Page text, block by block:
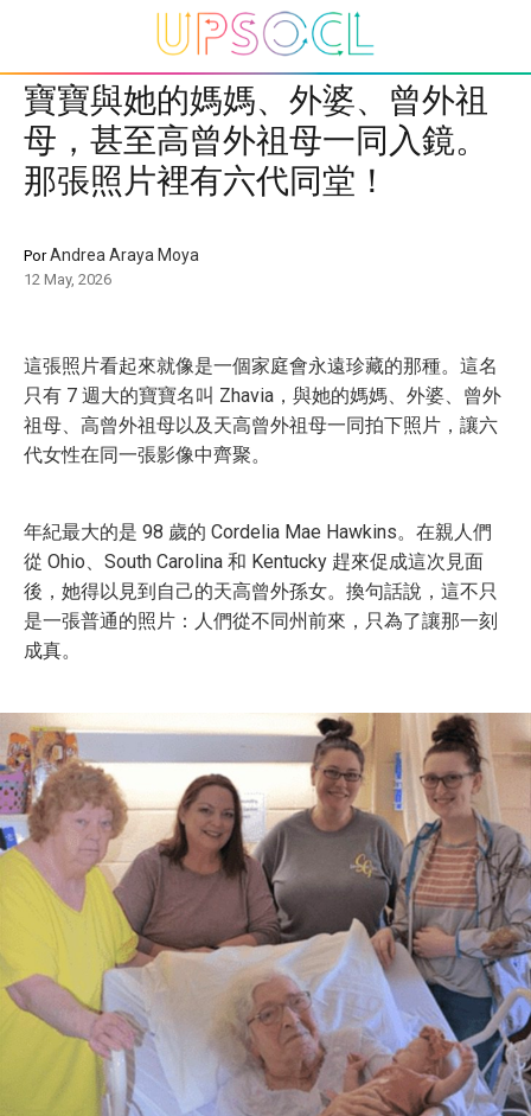
寶寶與她的媽媽、外婆、曾外祖
母，甚至高曾外祖母一同入鏡。
那張照片裡有六代同堂！
PorAndrea Araya Moya
12 May, 2026
這張照片看起來就像是一個家庭會永遠珍藏的那種。這名
只有 7 週大的寶寶名叫 Zhavia，與她的媽媽、外婆、曾外
祖母、高曾外祖母以及天高曾外祖母一同拍下照片，讓六
代女性在同一張影像中齊聚。
年紀最大的是 98 歲的 Cordelia Mae Hawkins。在親人們
從 Ohio、South Carolina 和 Kentucky 趕來促成這次見面
後，她得以見到自己的天高曾外孫女。換句話說，這不只
是一張普通的照片：人們從不同州前來，只為了讓那一刻
成真。